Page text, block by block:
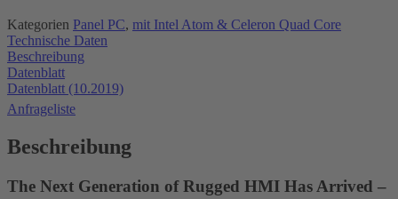
Kategorien Panel PC, mit Intel Atom & Celeron Quad Core
Technische Daten
Beschreibung
Datenblatt
Datenblatt (10.2019)
Anfrageliste
Beschreibung
The Next Generation of Rugged HMI Has Arrived –